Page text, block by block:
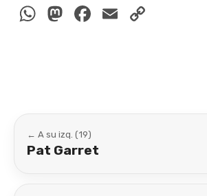
WhatsApp
Mastodon
Facebook
Email
← A su izq. (19)
Pat Garret